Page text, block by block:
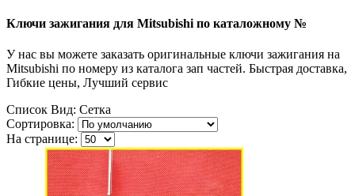
Ключи зажигания для Mitsubishi по каталожному №
У нас вы можете заказать оригинальные ключи зажигания на
Mitsubishi по номеру из каталога зап частей. Быстрая доставка,
Гибкие цены, Лучший сервис
Список Вид: Сетка
Сортировка:
На странице: